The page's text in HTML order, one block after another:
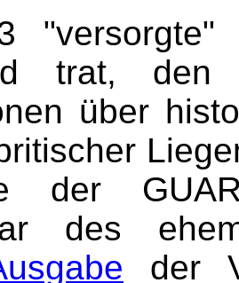
trat,
über
der
des
der